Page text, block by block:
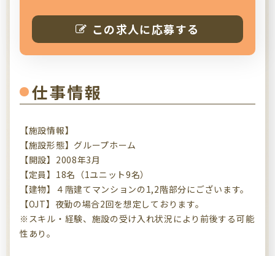
この求人に応募する
仕事情報
【施設情報】
【施設形態】グループホーム
【開設】2008年3月
【定員】18名（1ユニット9名）
【建物】４階建てマンションの1,2階部分にございます。
【OJT】夜勤の場合2回を想定しております。
※スキル・経験、施設の受け入れ状況により前後する可能
性あり。